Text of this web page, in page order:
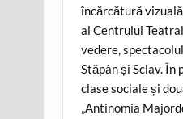
încărcătură
al Centrului
vedere,
Stăpân și Sclav. În
clase sociale și
„Antinomia